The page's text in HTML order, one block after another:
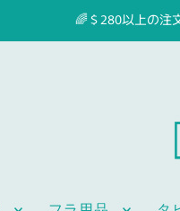
🌈＄280以上の注